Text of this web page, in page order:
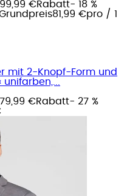
99,99 €Rabatt- 18 %
81,99 €pro / 1
mit 2-Knopf-Form und
€Rabatt- 27 %